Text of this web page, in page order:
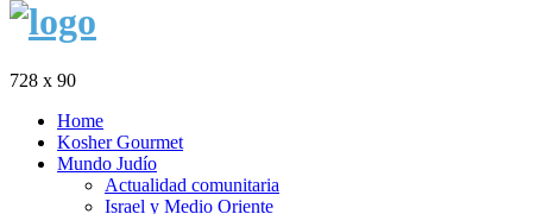
728 x 90
Home
Kosher Gourmet
Mundo Judío
Actualidad comunitaria
Israel y Medio Oriente